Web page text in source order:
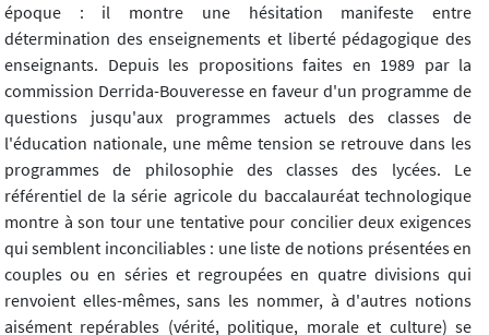
époque : il montre une hésitation manifeste entre
détermination des enseignements et liberté pédagogique des
enseignants. Depuis les propositions faites en 1989 par la
commission Derrida-Bouveresse en faveur d'un programme de
questions jusqu'aux programmes actuels des classes de
l'éducation nationale, une même tension se retrouve dans les
programmes de philosophie des classes des lycées. Le
référentiel de la série agricole du baccalauréat technologique
montre à son tour une tentative pour concilier deux exigences
qui semblent inconciliables : une liste de notions présentées en
couples ou en séries et regroupées en quatre divisions qui
renvoient elles-mêmes, sans les nommer, à d'autres notions
aisément repérables (vérité, politique, morale et culture) se